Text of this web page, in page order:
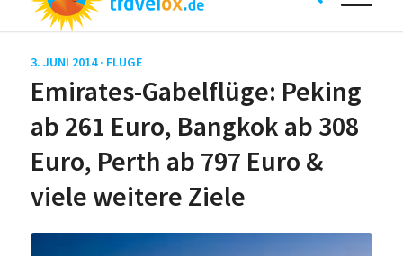
3. JUNI 2014 · FLÜGE
Emirates-Gabelflüge: Peking
ab 261 Euro, Bangkok ab 308
Euro, Perth ab 797 Euro &
viele weitere Ziele